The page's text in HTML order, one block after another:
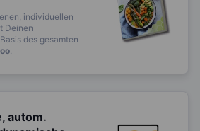
individuellen
Deinen
des gesamten
autom.